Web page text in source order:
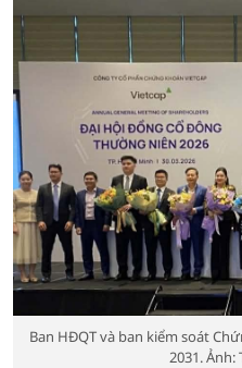
Ban HĐQT và ban kiểm soát
2031. Ảnh: